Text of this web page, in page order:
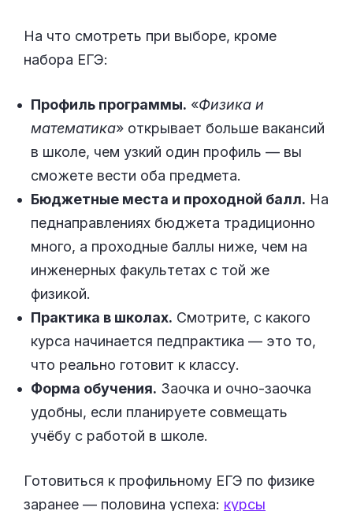
На что смотреть при выборе, кроме
набора ЕГЭ:
Профиль программы. «Физика и
математика» открывает больше вакансий
в школе, чем узкий один профиль — вы
сможете вести оба предмета.
Бюджетные места и проходной балл. На
педнаправлениях бюджета традиционно
много, а проходные баллы ниже, чем на
инженерных факультетах с той же
физикой.
Практика в школах. Смотрите, с какого
курса начинается педпрактика — это то,
что реально готовит к классу.
Форма обучения. Заочка и очно-заочка
удобны, если планируете совмещать
учёбу с работой в школе.
Готовиться к профильному ЕГЭ по физике
заранее — половина успеха: курсы